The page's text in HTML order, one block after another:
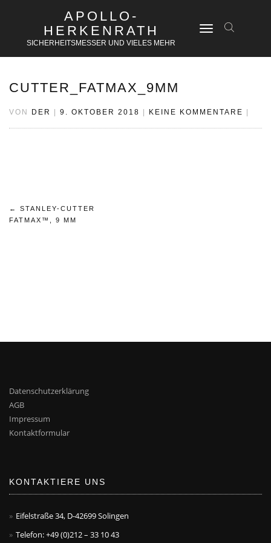
APOLLO-
HERKENRATH
SICHERHEITSMESSER UND VIELES MEHR
NAVIGATION
CUTTER_FATMAX_9MM
VON DER 9. OKTOBER 2018 KEINE KOMMENTARE
Beitrags-
←
STANLEY-CUTTER
FATMAX™, 9 MM
Datenschutzerklärung
AGB
Impressum
Kontaktformular
KONTAKTIERE UNS
Eifelstraße 34, D-42699 Solingen
Telefon: +49 (0)212 – 33 10 43